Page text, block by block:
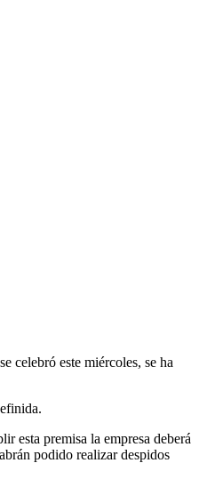
celebró este miércoles, se ha
esta premisa la empresa deberá
podido realizar despidos